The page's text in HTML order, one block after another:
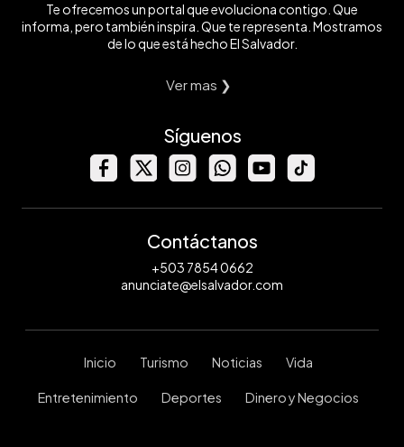
Te ofrecemos un portal que evoluciona contigo. Que
informa, pero también inspira. Que te representa. Mostramos
de lo que está hecho El Salvador.
Ver mas ❯
Síguenos
Contáctanos
+503 7854 0662
anunciate@elsalvador.com
Inicio Turismo Noticias Vida
Entretenimiento Deportes Dinero y Negocios